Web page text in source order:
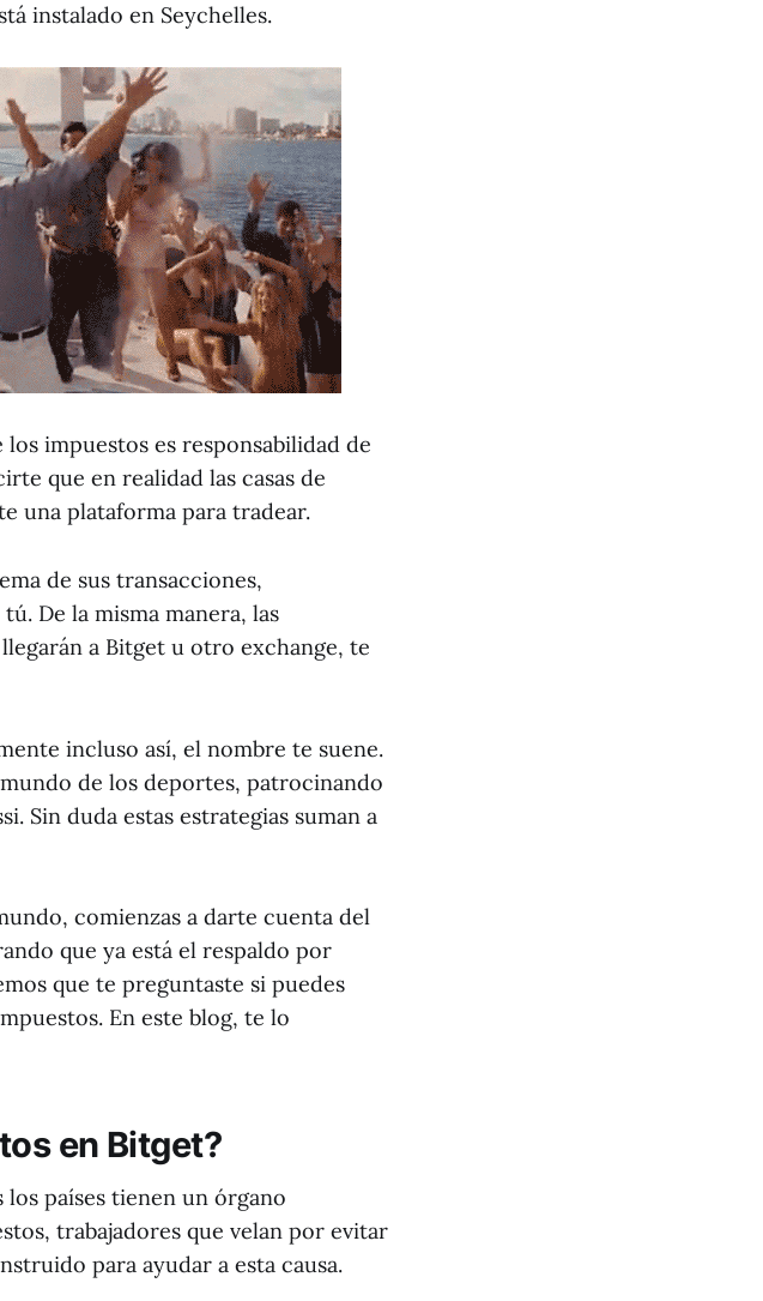
instalado en Seychelles.
impuestos es responsabilidad de
que en realidad las casas de
una plataforma para tradear.
de sus transacciones,
De la misma manera, las
a Bitget u otro exchange, te
incluso así, el nombre te suene.
de los deportes, patrocinando
Sin duda estas estrategias suman a
comienzas a darte cuenta del
que ya está el respaldo por
que te preguntaste si puedes
En este blog, te lo
en Bitget?
países tienen un órgano
trabajadores que velan por evitar
para ayudar a esta causa.